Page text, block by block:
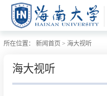
所在位置： 新闻首页 > 海大视听
海大视听